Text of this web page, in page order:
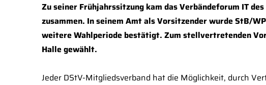
Zu seiner Frühjahrssitzung kam das Verbändeforum IT
zusammen. In seinem Amt als Vorsitzender wurde StB/
weitere Wahlperiode bestätigt. Zum stellvertretenden
Halle gewählt.
Jeder DStV-Mitgliedsverband hat die Möglichkeit, durch